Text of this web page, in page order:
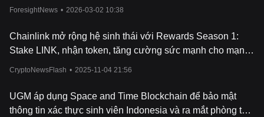
ForesightNews • 2026-03-02 10:38
Chainlink mở rộng hệ sinh thái với Rewards Season 1:
Stake LINK, nhận token, tăng cường sức mạnh cho mạng
CryptoNewsFlash • 2025-11-04 21:56
UGM áp dụng Space and Time Blockchain để bảo mật
thông tin xác thực sinh viên Indonesia và ra mắt phòng thí